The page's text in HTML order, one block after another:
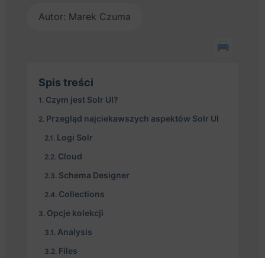
Autor: Marek Czuma
Spis treści
Czym jest Solr UI?
Przegląd najciekawszych aspektów Solr UI
Logi Solr
Cloud
Schema Designer
Collections
Opcje kolekcji
Analysis
Files